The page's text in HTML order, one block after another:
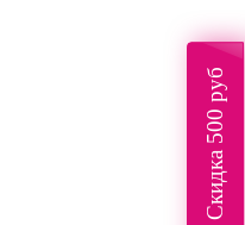
Скидка 500 руб